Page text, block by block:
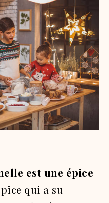
est une épice
qui a su